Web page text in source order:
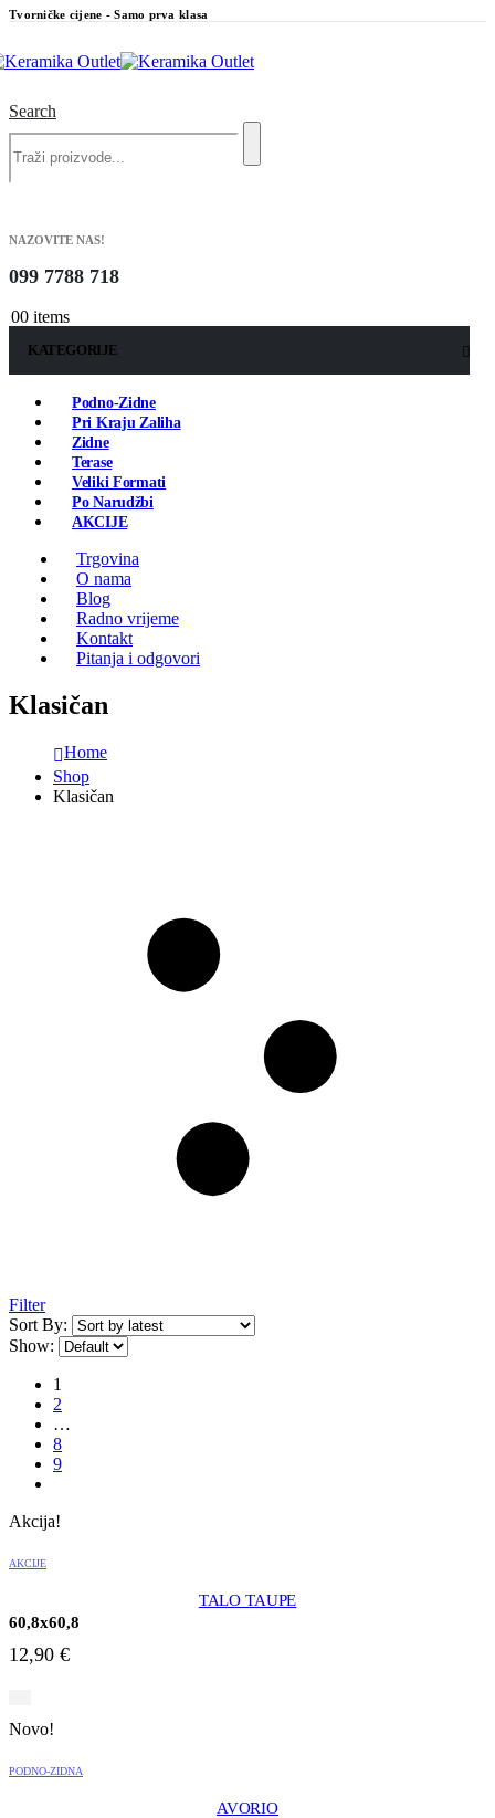
Tvorničke cijene - Samo prva klasa
Search
NAZOVITE NAS!
099 7788 718
00 items
KATEGORIJE
Podno-Zidne
Pri Kraju Zaliha
Zidne
Terase
Veliki Formati
Po Narudžbi
AKCIJE
Trgovina
O nama
Blog
Radno vrijeme
Kontakt
Pitanja i odgovori
Klasičan
Home
Shop
Klasičan
Filter
Sort By:
Show:
1
2
…
8
9
Akcija!
AKCIJE
TALO TAUPE
60,8x60,8
12,90 €
Novo!
PODNO-ZIDNA
AVORIO